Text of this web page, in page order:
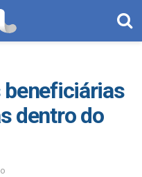
beneficiárias
dentro do